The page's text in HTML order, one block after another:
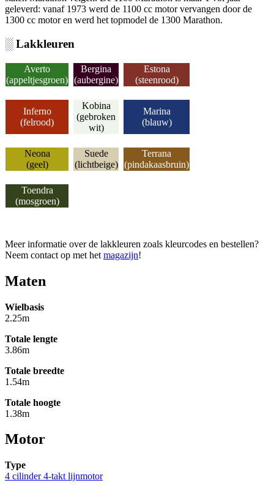
geleverd: vanaf 1973 werd de 1100 cc motor vervangen door de
1300 cc motor en werd het topmodel de 1300 Marathon.
░ Lakkleuren
Averto
(appeltjesgroen)
Bergina
(aubergine)
Estona
(steenrood)
Inferno
(felrood)
Kobina
(gebroken
wit)
Marina
(blauw)
Neona
(geel)
Suede
(lichtbeige)
Terrana
(pindakaasbruin)
Toendra
(mosgroen)
Meer informatie over de lakkleuren zoals kleurcodes en bestellen?
Neem contact op met het magazijn!
Maten
Wielbasis
2.25m
Totale lengte
3.86m
Totale breedte
1.54m
Totale hoogte
1.38m
Motor
Type
4 cilinder 4-takt lijnmotor